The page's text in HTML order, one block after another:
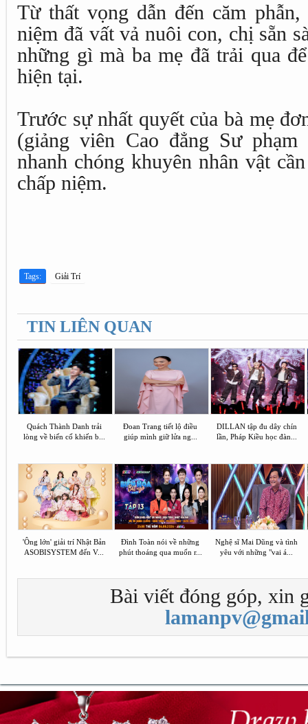
Từ thất vọng dẫn đến căm
niệm đã vất vả nuôi con, chị sẵn
những gì mà ba mẹ đã trải qua
hiện tại.
Trước sự nhất quyết của bà mẹ
(giảng viên Cao đẳng Sư
nhanh chóng khuyên nhân vật
chấp niệm.
Tags: Giải Trí
TIN LIÊN QUAN
Quách Thành Danh trải
lòng về biến cố khiến b...
Đoan Trang tiết lộ điều
giúp mình giữ lửa ng...
DILLAN tập đu dây chín
lần, Pháp Kiều học đàn...
'Ông lớn' giải trí Nhật Bản
ASOBISYSTEM đến V...
Đình Toàn nói về những
phút thoáng qua muốn r...
Nghệ sĩ Mai Dũng và tình
yêu với những "vai á...
Bài viết đóng góp, xin